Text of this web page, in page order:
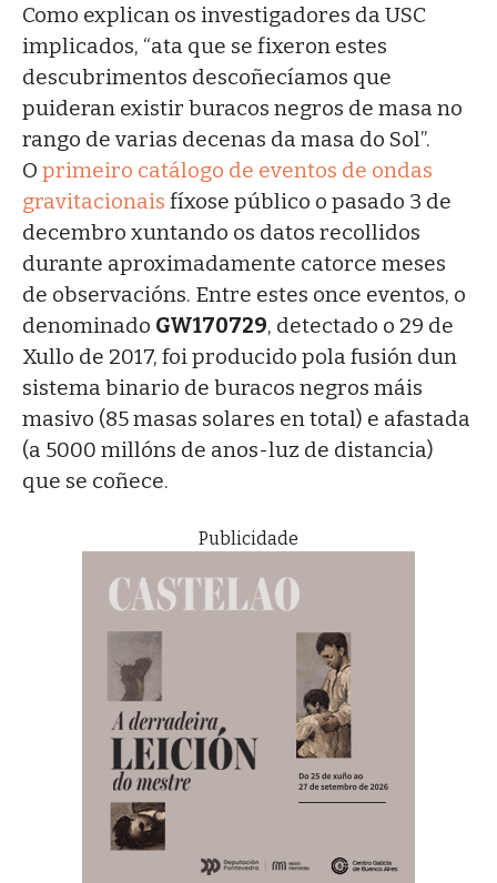
Como explican os investigadores da USC
implicados, “ata que se fixeron estes
descubrimentos descoñecíamos que
puideran existir buracos negros de masa no
rango de varias decenas da masa do Sol”.
O primeiro catálogo de eventos de ondas
gravitacionais fíxose público o pasado 3 de
decembro xuntando os datos recollidos
durante aproximadamente catorce meses
de observacións. Entre estes once eventos, o
denominado GW170729, detectado o 29 de
Xullo de 2017, foi producido pola fusión dun
sistema binario de buracos negros máis
masivo (85 masas solares en total) e afastada
(a 5000 millóns de anos-luz de distancia)
que se coñece.
Publicidade